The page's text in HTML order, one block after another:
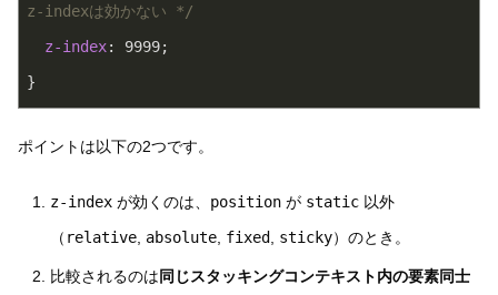
z-indexは効かない */
z-index: 9999;
}
ポイントは以下の2つです。
z-indexが効くのは、 positionが static以外
（ relative, absolute, fixed sticky）のとき。
比較されるのは同じスタッキングコンテキスト内の要素同士